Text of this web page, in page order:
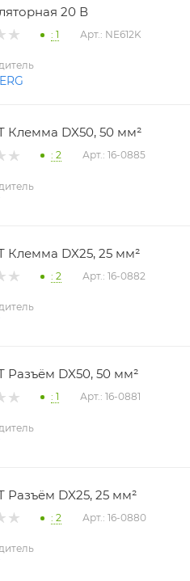
20 В
: 1 Арт.: NE612K
Клемма DX50, 50 мм²
: 2 Арт.: 16-0885
Клемма DX25, 25 мм²
: 2 Арт.: 16-0882
Разъём DX50, 50 мм²
: 1 Арт.: 16-0881
Разъём DX25, 25 мм²
: 2 Арт.: 16-0880